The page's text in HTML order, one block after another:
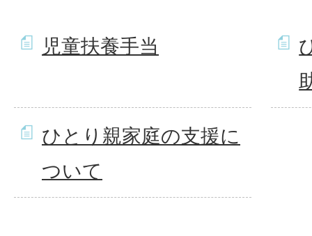
児童扶養手当
ひとり親家庭の支援に
ついて